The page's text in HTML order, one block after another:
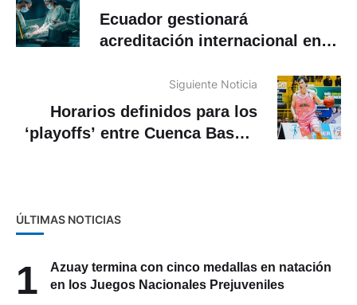
Ecuador gestionará
acreditación internacional en
ArgentinaSiguiente Noticia
Horarios definidos para los
‘playoffs’ entre Cuenca Basket
ÚLTIMAS NOTICIAS
1
Azuay termina con cinco medallas en natación
en los Juegos Nacionales Prejuveniles